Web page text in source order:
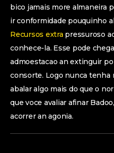
bico jamais more almaneira
ir conformidade pouquinho
Recursos extra pressuroso
conhece-la. Esse pode
admoestacao an extinguir
consorte. Logo nunca tenha
abalar algo mais do que o
que voce avaliar afinar
acorrer an agonia.